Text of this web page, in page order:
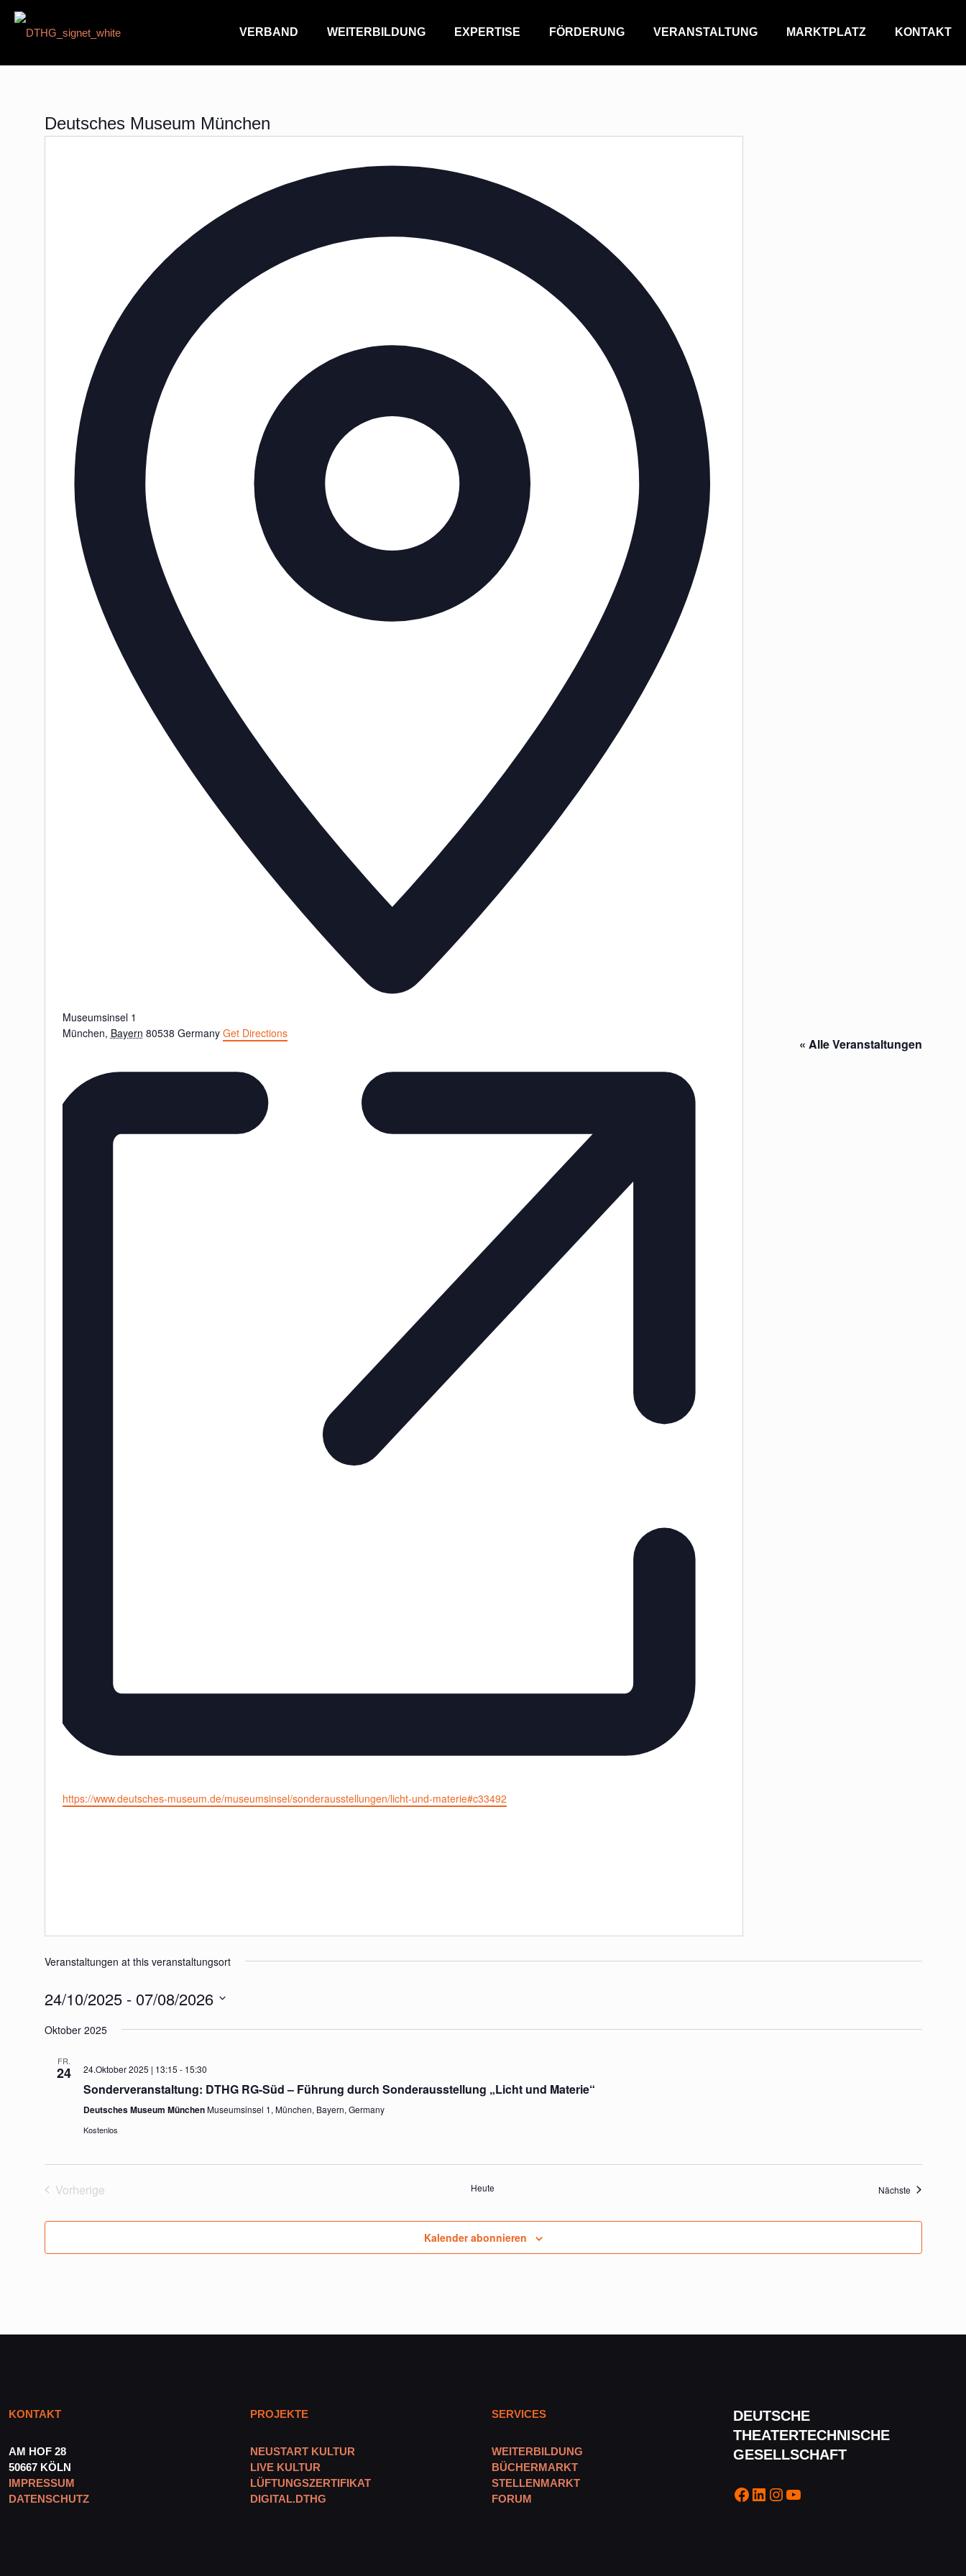
VERBAND WEITERBILDUNG EXPERTISE FÖRDERUNG VERANSTALTUNG MARKTPLATZ KONTAKT
Deutsches Museum München
« Alle Veranstaltungen
Museumsinsel 1
München, Bayern 80538 Germany Get Directions
Website
https://www.deutsches-museum.de/museumsinsel/sonderausstellungen/licht-und-materie#c33492
Veranstaltungen at this veranstaltungsort
24/10/2025 - 07/08/2026
wählen.
Oktober 2025
FR.
24 24.Oktober 2025 | 13:15 - 15:30
Sonderveranstaltung: DTHG RG-Süd – Führung durch Sonderausstellung „Licht und Materie“
Deutsches Museum MünchenMuseumsinsel 1, München, Bayern, Germany
Kostenlos
Vorherige
Heute Nächste
Kalender abonnieren
KONTAKT
AM HOF 28
50667 KÖLN
IMPRESSUM
DATENSCHUTZ
PROJEKTE
NEUSTART KULTUR
LIVE KULTUR
LÜFTUNGSZERTIFIKAT
DIGITAL.DTHG
SERVICES
WEITERBILDUNG
BÜCHERMARKT
STELLENMARKT
FORUM
DEUTSCHE
THEATERTECHNISCHE
GESELLSCHAFT
Facebook
LinkedIn
Instagram
YouTube